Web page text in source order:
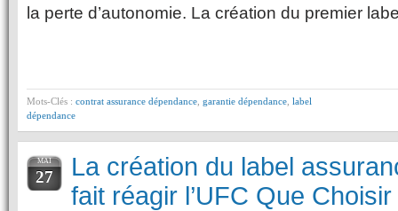
la perte d’autonomie. La création du premier
Mots-Clés : contrat assurance dépendance garantie dépendance label
dépendance
MAI
27
La création du label
fait réagir l’UFC Que Choisir